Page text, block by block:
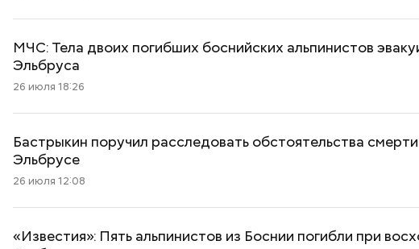
МЧС: Тела двоих погибших боснийских альпинистов
Эльбруса
26 июля 18:26
Бастрыкин поручил расследовать обстоятельства
Эльбрусе
26 июля 12:08
«Известия»: Пять альпинистов из Боснии погибли при